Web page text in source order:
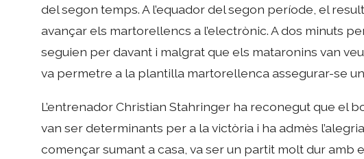
del segon temps. A l’equador del segon període, el
avançar els martorellencs a l’electrònic. A dos minuts
seguien per davant i malgrat que els mataronins van
va permetre a la plantilla martorellenca assegurar-se
L’entrenador Christian Stahringer ha reconegut que el
van ser determinants per a la victòria i ha admès
començar sumant a casa, va ser un partit molt dur amb